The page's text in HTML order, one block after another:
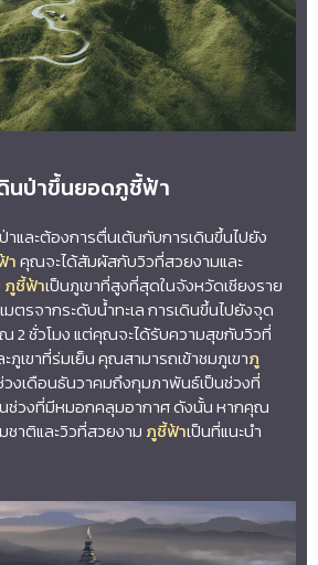
ดินป่าขึ้นยอดภูชี้ฟ้า
และต้องการตื่นเต้นกับการเดินขึ้นไปยัง
าคุณจะได้สัมผัสกับวิวที่สวยงามและ
ภูชี้ฟ้าเป็นภูเขาที่สูงที่สุดในจังหวัดเชียงราย
มตรจากระดับน้ำทะเล การเดินขึ้นไปยังจุด
ณ 2 ชั่วโมง แต่คุณจะได้รับความสุขกับวิวที่
เขาที่ร่มเย็น คุณสามารถเข้าชมภูเขาภู
งเดือนธันวาคมถึงกุมภาพันธ์เป็นช่วงที่
นช่วงที่มีหมอกคลุมอากาศ ดังนั้น หากคุณ
าติและวิวที่สวยงาม ภูชี้ฟ้าเป็นที่แนะนำ